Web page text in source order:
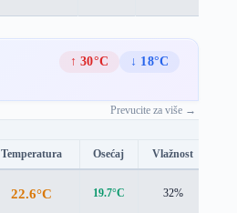
↑ 30°C
↓ 18°C
Prevucite za više →
Temperatura Osećaj Vlažnost
22.6°C 19.7°C 32%